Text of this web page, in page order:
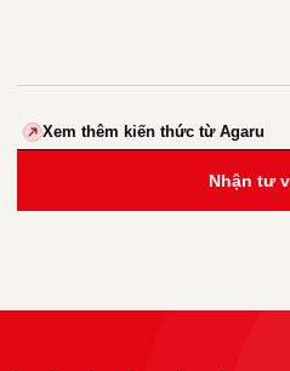
Xem thêm kiến thức từ Agaru
Nhận tư